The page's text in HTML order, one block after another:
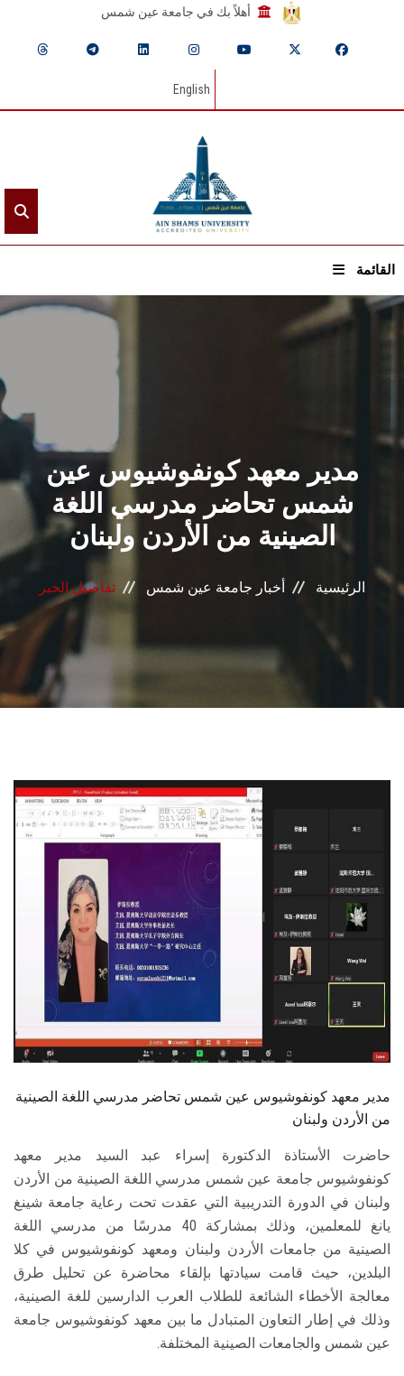
أهلاً بك في جامعة عين شمس
English
القائمة
الرئيسيـة
القطاعـات
الشئون الأكاديمية
البحث العلمي
المراكز والوحدات
الأنظمة الذكية
الطلاب
هيئة التدريس
الدراسات العليا
الخريجين
الموظفون
الزائـرون
مدير معهد كونفوشيوس عين
شمس تحاضر مدرسي اللغة
الصينية من الأردن ولبنان
الرئيسية أخبار جامعة عين شمس تفاصيل الخبر
مدير معهد كونفوشيوس عين شمس تحاضر مدرسي اللغة الصينية
من الأردن ولبنان
حاضرت الأستاذة الدكتورة إسراء عبد السيد مدير معهد
كونفوشيوس جامعة عين شمس مدرسي اللغة الصينية من الأردن
ولبنان في الدورة التدريبية التي عقدت تحت رعاية جامعة شينغ
يانغ للمعلمين، وذلك بمشاركة 40 مدرسًا من مدرسي اللغة
الصينية من جامعات الأردن ولبنان ومعهد كونفوشيوس في كلا
البلدين، حيث قامت سيادتها بإلقاء محاضرة عن تحليل طرق
معالجة الأخطاء الشائعة للطلاب العرب الدارسين للغة الصينية،
وذلك في إطار التعاون المتبادل ما بين معهد كونفوشيوس جامعة
عين شمس والجامعات الصينية المختلفة.